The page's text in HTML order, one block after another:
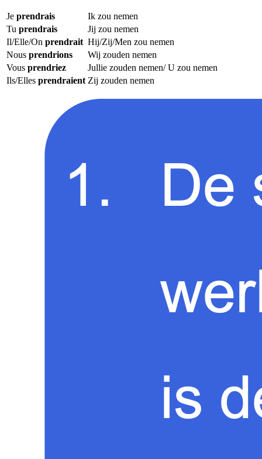
Je prendrais
Ik zou nemen
Tu prendrais
Jij zou nemen
Il/Elle/On prendrait Hij/Zij/Men zou nemen
Nous prendrions
Wij zouden nemen
Vous prendriez
Jullie zouden nemen/ U zou nemen
Ils/Elles prendraient Zij zouden nemen